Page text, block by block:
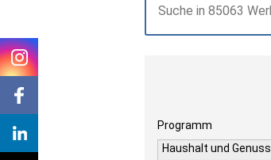
Programm
Haushalt und Genuss